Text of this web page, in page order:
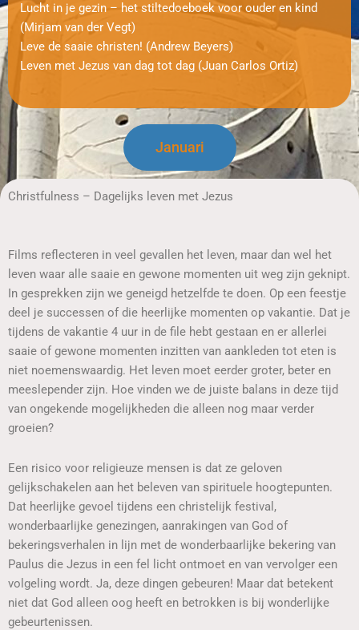
Lucht in je gezin – het stiltedoeboek voor ouder en kind
(Mirjam van der Vegt)
Leve de saaie christen! (Andrew Beyers)
Leven met Jezus van dag tot dag (Juan Carlos Ortiz)
Januari
Christfulness – Dagelijks leven met Jezus
Films reflecteren in veel gevallen het leven, maar dan wel het
leven waar alle saaie en gewone momenten uit weg zijn geknipt.
In gesprekken zijn we geneigd hetzelfde te doen. Op een feestje
deel je successen of die heerlijke momenten op vakantie. Dat je
tijdens de vakantie 4 uur in de file hebt gestaan en er allerlei
saaie of gewone momenten inzitten van aankleden tot eten is
niet noemenswaardig. Het leven moet eerder groter, beter en
meeslepender zijn. Hoe vinden we de juiste balans in deze tijd
van ongekende mogelijkheden die alleen nog maar verder
groeien?
Een risico voor religieuze mensen is dat ze geloven
gelijkschakelen aan het beleven van spirituele hoogtepunten.
Dat heerlijke gevoel tijdens een christelijk festival,
wonderbaarlijke genezingen, aanrakingen van God of
bekeringsverhalen in lijn met de wonderbaarlijke bekering van
Paulus die Jezus in een fel licht ontmoet en van vervolger een
volgeling wordt. Ja, deze dingen gebeuren! Maar dat betekent
niet dat God alleen oog heeft en betrokken is bij wonderlijke
gebeurtenissen.